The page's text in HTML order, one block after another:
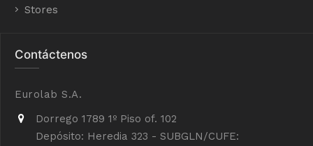
Stores
Contáctenos
Eurolab S.A.
Dorrego 1789 1º Piso of. 102
Depósito: Heredia 323 - SUBGLN/CUFE: